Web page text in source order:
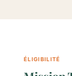
ÉLIGIBILITÉ